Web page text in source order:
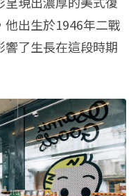
出生於1946年二戰
了生長在這段時期